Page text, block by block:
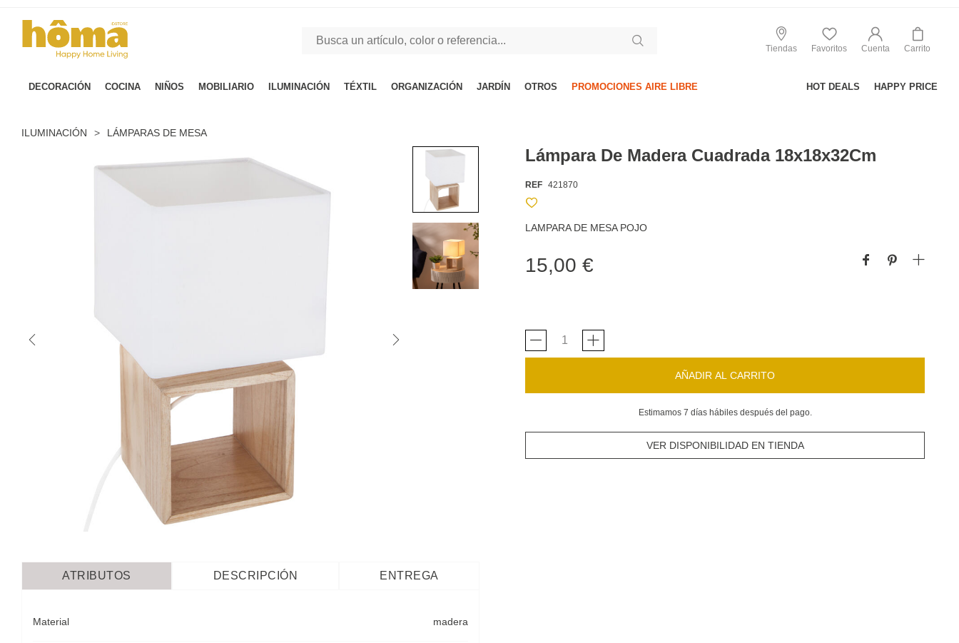
Tiendas Favoritos Cuenta Carrito
DECORACIÓN COCINA NIÑOS MOBILIARIO ILUMINACIÓN TÉXTIL ORGANIZACIÓN JARDÍN OTROS PROMOCIONES AIRE LIBRE HOT DEALS HAPPY PRICE
ILUMINACIÓN > LÁMPARAS DE MESA
Lámpara De Madera Cuadrada 18x18x32Cm
REF 421870
LAMPARA DE MESA POJO
15,00 €
AÑADIR AL CARRITO
Estimamos 7 días hábiles después del pago.
VER DISPONIBILIDAD EN TIENDA
ATRIBUTOS DESCRIPCIÓN ENTREGA
Material madera